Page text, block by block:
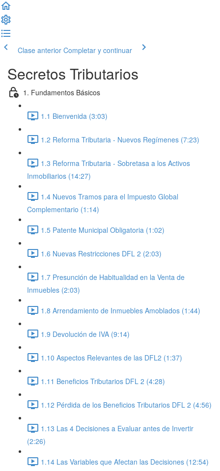
Clase anterior Completar y continuar
Secretos Tributarios
1. Fundamentos Básicos
1.1 Bienvenida (3:03)
1.2 Reforma Tributaria - Nuevos Regímenes (7:23)
1.3 Reforma Tributaria - Sobretasa a los Activos
Inmobiliarios (14:27)
1.4 Nuevos Tramos para el Impuesto Global
Complementario (1:14)
1.5 Patente Municipal Obligatoria (1:02)
1.6 Nuevas Restricciones DFL 2 (2:03)
1.7 Presunción de Habitualidad en la Venta de
Inmuebles (2:03)
1.8 Arrendamiento de Inmuebles Amoblados (1:44)
1.9 Devolución de IVA (9:14)
1.10 Aspectos Relevantes de las DFL2 (1:37)
1.11 Beneficios Tributarios DFL 2 (4:28)
1.12 Pérdida de los Beneficios Tributarios DFL 2 (4:56)
1.13 Las 4 Decisiones a Evaluar antes de Invertir
(2:26)
1.14 Las Variables que Afectan las Decisiones (12:54)